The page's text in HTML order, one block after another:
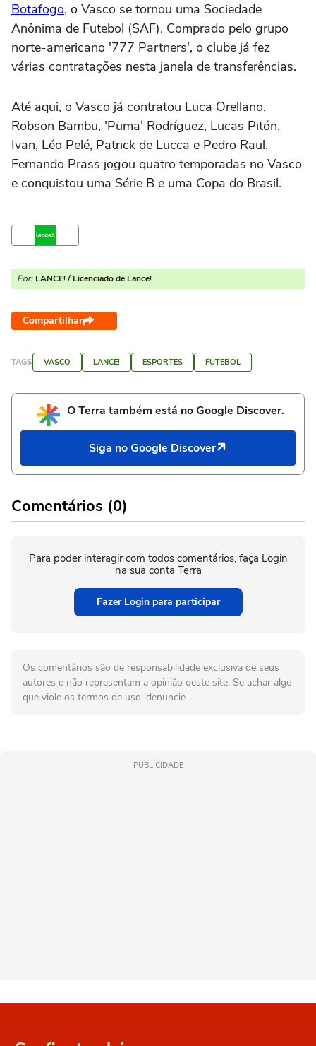
Botafogo, o Vasco se tornou uma Sociedade
Anônima de Futebol (SAF). Comprado pelo grupo
norte-americano '777 Partners', o clube já fez
várias contratações nesta janela de transferências.
Até aqui, o Vasco já contratou Luca Orellano,
Robson Bambu, 'Puma' Rodríguez, Lucas Pitón,
Ivan, Léo Pelé, Patrick de Lucca e Pedro Raul.
Fernando Prass jogou quatro temporadas no Vasco
e conquistou uma Série B e uma Copa do Brasil.
Por: LANCE! / Licenciado de Lance!
Compartilhar
TAGS VASCO LANCE! ESPORTES FUTEBOL
O Terra também está no Google Discover.
Siga no Google Discover
Comentários (0)
Para poder interagir com todos comentários, faça Login
na sua conta Terra
Fazer Login para participar
Os comentários são de responsabilidade exclusiva de seus
autores e não representam a opinião deste site. Se achar algo
que viole os termos de uso, denuncie.
PUBLICIDADE